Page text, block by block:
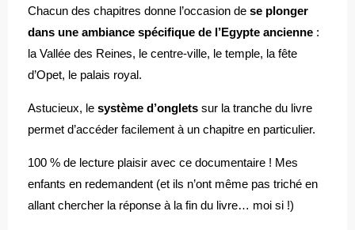
Chacun des chapitres donne l’occasion de se plonger
dans une ambiance spécifique de l’Egypte ancienne :
la Vallée des Reines, le centre-ville, le temple, la fête
d’Opet, le palais royal.
Astucieux, le système d’onglets sur la tranche du livre
permet d’accéder facilement à un chapitre en particulier.
100 % de lecture plaisir avec ce documentaire ! Mes
enfants en redemandent (et ils n’ont même pas triché en
allant chercher la réponse à la fin du livre… moi si !)